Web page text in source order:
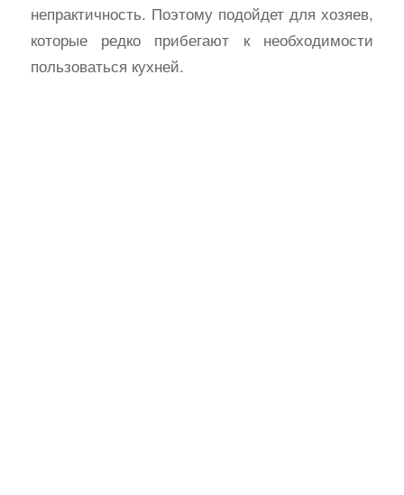
непрактичность. Поэтому подойдет для хозяев,
которые редко прибегают к необходимости
пользоваться кухней.